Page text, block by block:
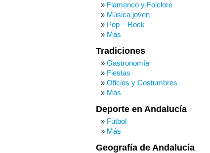
Flamenco y Folclore
Música joven
Pop – Rock
Más
Tradiciones
Gastronomía
Fiestas
Oficios y Costumbres
Más
Deporte en Andalucía
Fútbol
Más
Geografía de Andalucía